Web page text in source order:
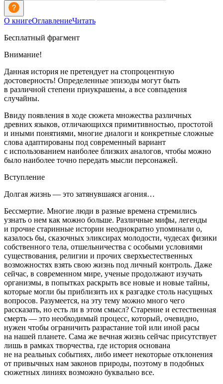
О книгеОглавлениеЧитать
Бесплатный фрагмент
Внимание!
Данная история не претендует на стопроцентную
достоверность! Определенные эпизоды могут быть
в различной степени приукрашены, а все совпадения
случайны.
Ввиду появления в ходе сюжета множества различных
древних языков, отличающихся примитивностью, простотой
и иными понятиями, многие диалоги и конкретные сложные
слова адаптированы под современный вариант
с использованием наиболее близких аналогов, чтобы можно
было наиболее точно передать мысли персонажей.
Вступление
Долгая жизнь — это затянувшаяся агония…
Бессмертие. Многие люди в разные времена стремились
узнать о нем как можно больше. Различные мифы, легенды
и прочие старинные истории неоднократно упоминали о,
казалось бы, сказочных эликсирах молодости, чудесах физики
собственного тела, отшельничества с особыми условиями
существования, религии и прочих сверхъестественных
возможностях взять свою жизнь под личный контроль. Даже
сейчас, в современном мире, ученые продолжают изучать
организмы, в попытках раскрыть все новые и новые тайны,
которые могли бы приблизить их к разгадке столь насущных
вопросов. Разумеется, на эту тему можно много чего
рассказать, но есть ли в этом смысл? Старение и естественная
смерть — это необходимый процесс, который, очевидно,
нужен чтобы ограничить разрастание той или иной расы
на нашей планете. Сама же вечная жизнь сейчас присутствует
лишь в рамках творчества, где история основана
не на реальных событиях, либо имеет некоторые отклонения
от привычных нам законов природы, поэтому в подобных
сюжетных линиях возможно буквально все.